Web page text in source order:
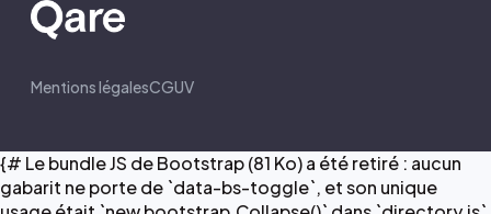
Mentions légalesCGUV
{# Le bundle JS de Bootstrap (81 Ko) a été retiré : aucun
gabarit ne porte de `data-bs-toggle`, et son unique